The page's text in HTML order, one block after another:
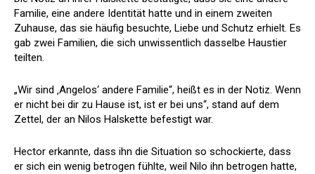
Familie, eine andere Identität hatte und in einem zweiten
Zuhause, das sie häufig besuchte, Liebe und Schutz erhielt. Es
gab zwei Familien, die sich unwissentlich dasselbe Haustier
teilten.
„Wir sind ‚Angelos‘ andere Familie“, heißt es in der Notiz. Wenn
er nicht bei dir zu Hause ist, ist er bei uns“, stand auf dem
Zettel, der an Nilos Halskette befestigt war.
Hector erkannte, dass ihn die Situation so schockierte, dass
er sich ein wenig betrogen fühlte, weil Nilo ihn betrogen hatte,